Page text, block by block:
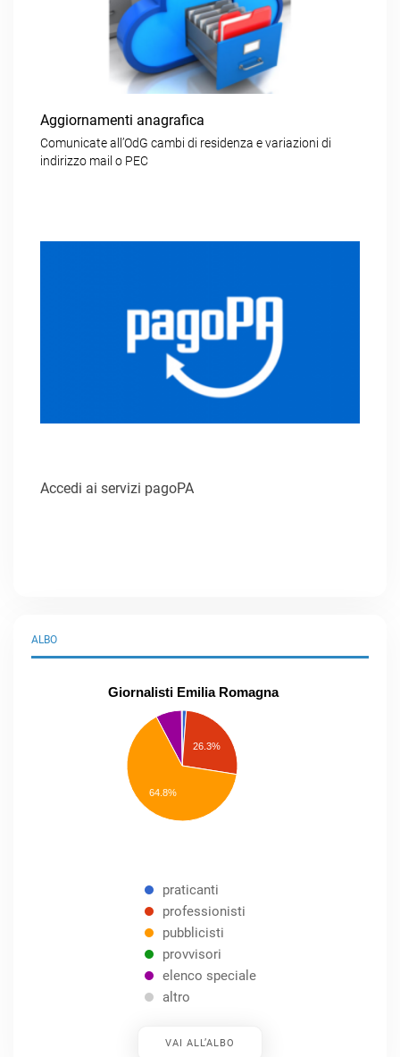
Aggiornamenti anagrafica
Comunicate all’OdG cambi di residenza e variazioni di
indirizzo mail o PEC
Accedi ai servizi pagoPA
ALBO
Giornalisti Emilia Romagna
26.3%
64.8%
praticanti
professionisti
pubblicisti
provvisori
elenco speciale
altro
VAI ALL’ALBO